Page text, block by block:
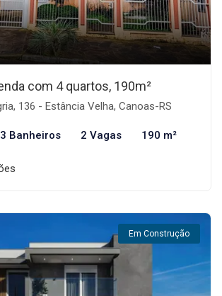
com 4 quartos, 190m²
136 - Estância Velha, Canoas-RS
3 Banheiros 2 Vagas 190 m²
Em Construção